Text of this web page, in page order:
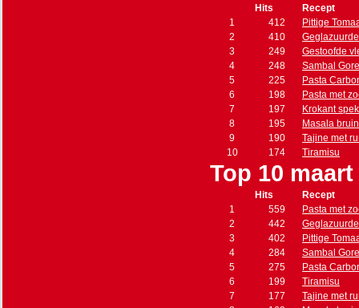
Hits
Recept
1
412
Pittige
2
410
3
249
Gestoofde
4
248
Sambal
5
225
Pasta
6
198
Pasta met
7
197
Krokant
8
195
Masala
9
190
Tajine met
10
174 Tiramisu
Top 10 maart
Hits
Recept
1
559
Pasta met
2
442
3
402
Pittige
4
284
Sambal
5
275
Pasta
6
199
Tiramisu
7
177
Tajine met